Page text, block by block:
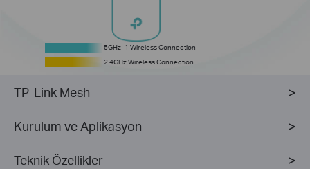
5GHz_2 Dedicated Wireless Backhaul
5GHz_1 Wireless Connection
2.4GHz Wireless Connection
5GHz_1 Wireless Connection
2.4GHz Wireless Connection
TP-Link Mesh
Kurulum ve Aplikasyon
Teknik Özellikler